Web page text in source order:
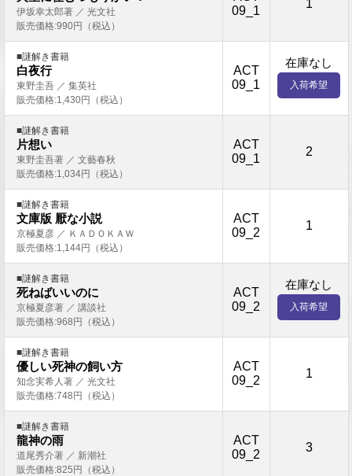
伊坂幸太郎著 ／ 光文社
販売価格:990円（税込）
09_1
1
■謎解き書籍
白夜行
東野圭吾 ／ 集英社
販売価格:1,430円（税込）
ACT
09_1
在庫なし
入荷希望
■謎解き書籍
片想い
東野圭吾著 ／ 文藝春秋
販売価格:1,034円（税込）
ACT
09_1
2
■謎解き書籍
文庫版 厭な小説
京極夏彦 ／ ＫＡＤＯＫＡＷ
販売価格:1,144円（税込）
ACT
09_2
1
■謎解き書籍
死ねばいいのに
京極夏彦著 ／ 講談社
販売価格:968円（税込）
ACT
09_2
在庫なし
入荷希望
■謎解き書籍
優しい死神の飼い方
知念実希人著 ／ 光文社
販売価格:748円（税込）
ACT
09_2
1
■謎解き書籍
龍神の雨
道尾秀介著 ／ 新潮社
販売価格:825円（税込）
ACT
09_2
3